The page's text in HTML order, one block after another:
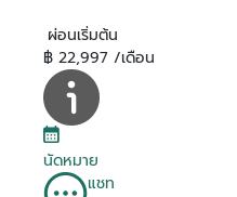
ผ่อนเริ่มต้น
฿ 22,997 /เดือน
นัดหมาย
แชท